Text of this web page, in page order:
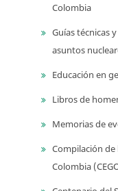
Colombia
Guías técnicas
asuntos
Educación en
Libros de
Memorias de
Compilación de
Colombia